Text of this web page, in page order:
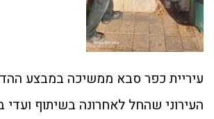
עיריית כפר סבא ממשיכה במבצע
העירוני שהחל לאחרונה בשיתוף